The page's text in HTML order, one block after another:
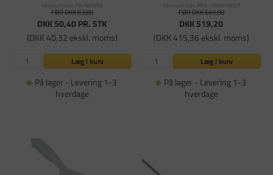
Varenummer: PA-685853
FØR DKK 63,00
DKK 50,40PR. STK
(DKK 40,32 ekskl. moms)
Læg i kurv
På lager - Levering 1-3
hverdage
Varenummer: ABN-1999918027
FØR DKK 649,00
DKK 519,20
(DKK 415,36 ekskl. moms)
Læg i kurv
På lager - Levering 1-3
hverdage